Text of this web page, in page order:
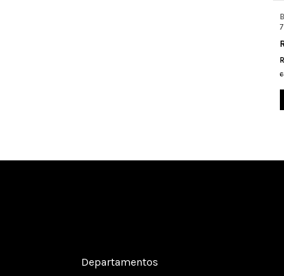
6
Departamentos